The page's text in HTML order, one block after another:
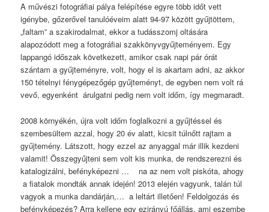
A művészi fotográfiai pálya felépítése egyre több időt vett
igénybe, gőzerővel tanulóéveim alatt 94-97 között gyűjtöttem,
„faltam” a szakirodalmat, ekkor a tudásszomj oltására
alapozódott meg a fotográfiai szakkönyvgyűjteményem. Egy
lappangó időszak következett, amikor csak napi pár órát
szántam a gyűjteményre, volt, hogy el is akartam adni, az akkor
150 tételnyi fénygépezőgép gyűjteményt, de egyben nem volt rá
vevő, egyenként árulgatni pedig nem volt időm, így megmaradt.
2008 környékén, újra volt időm foglalkozni a gyűjtéssel és
szembesültem azzal, hogy 20 év alatt, kicsit túlnőtt rajtam a
gyűjtemény. Látszott, hogy ezzel az anyaggal már illik kezdeni
valamit! Összegyűjteni sem volt kis munka, de rendszerezni és
katalogizálni, befényképezni … na az nem volt piskóta, ahogy
a fiatalok mondták annak idején! 2013 elején vagyunk, talán túl
vagyok a munka dandárján,… a leltárt illetően! Feldolgozás és
befényképezés? Arra kellene egy ezirányú főállás, ami eszembe